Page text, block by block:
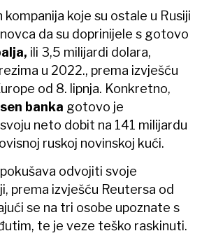
kompanija koje su ostale u Rusiji
da su doprinijele s gotovo
ili 3,5 milijardi dolara,
u 2022., prema izvješću
od 8. lipnja. Konkretno,
banka gotovo je
neto dobit na 141 milijardu
ruskoj novinskoj kući.
odvojiti svoje
prema izvješću Reutersa od
se na tri osobe upoznate s
te je veze teško raskinuti.